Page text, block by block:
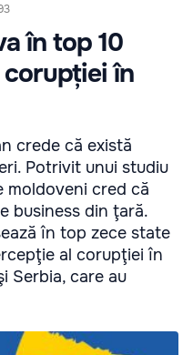
în top 10
în
crede că există
Potrivit unui studiu
moldoveni cred că
business din ţară.
în top zece state
al corupţiei în
Serbia, care au